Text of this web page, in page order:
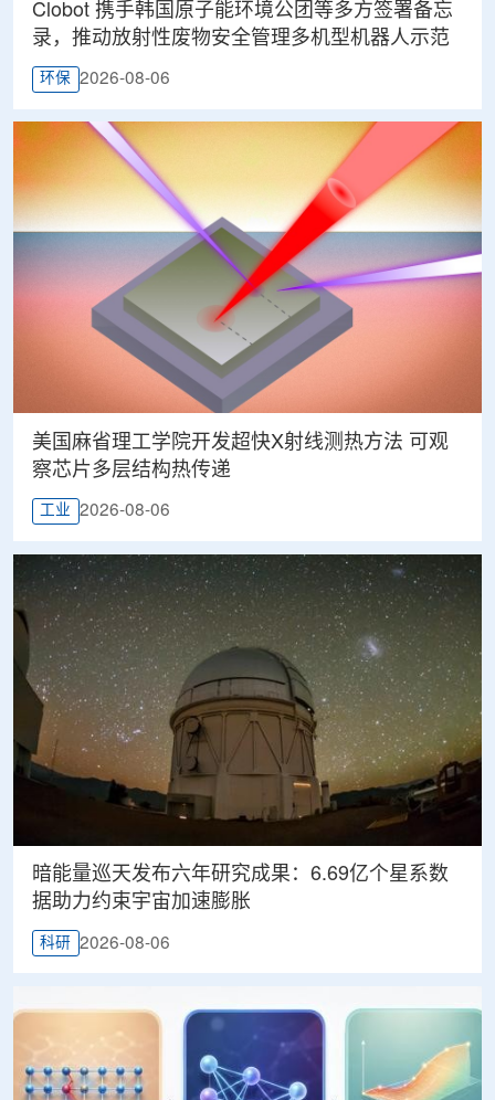
Clobot 携手韩国原子能环境公团等多方签署备忘
录，推动放射性废物安全管理多机型机器人示范
环保 2026-08-06
美国麻省理工学院开发超快X射线测热方法 可观
察芯片多层结构热传递
工业 2026-08-06
暗能量巡天发布六年研究成果：6.69亿个星系数
据助力约束宇宙加速膨胀
科研 2026-08-06